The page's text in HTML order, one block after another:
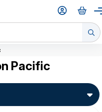
Pacific